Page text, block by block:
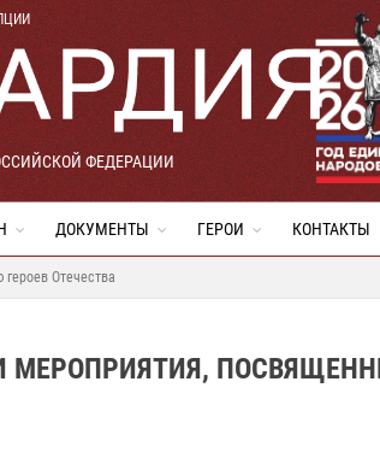
ФЕДЕРАЦИИ
ДОКУМЕНТЫ ГЕРОИ КОНТАКТЫ
Отечества
МЕРОПРИЯТИЯ,